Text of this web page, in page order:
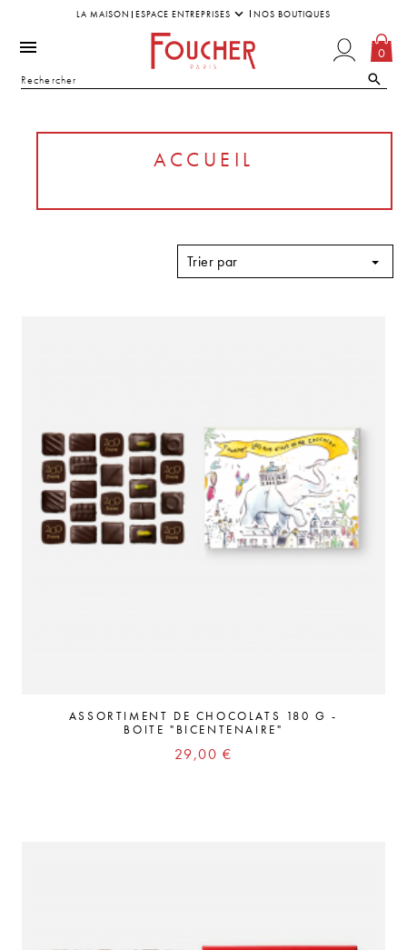
LA MAISON ESPACE ENTREPRISES NOS BOUTIQUES
0
ACCUEIL
Trier par
ASSORTIMENT DE CHOCOLATS 180 G -
BOITE "BICENTENAIRE"
Prix
29,00 €